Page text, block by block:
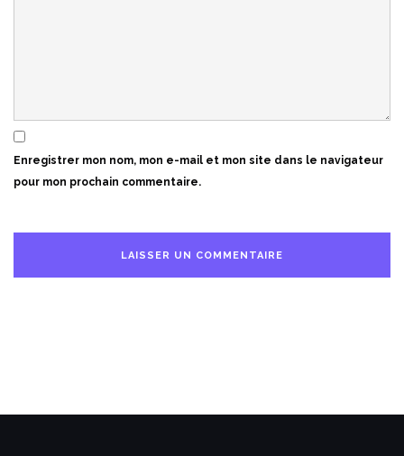
Enregistrer mon nom, mon e-mail et mon site dans le navigateur
pour mon prochain commentaire.